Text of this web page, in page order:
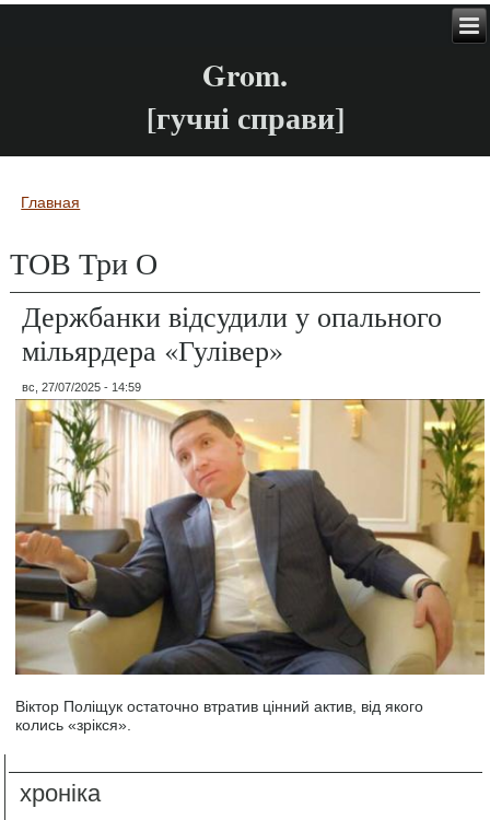
Grom.
[гучні справи]
Вы здесь
Главная
ТОВ Три О
Держбанки відсудили у опального
мільярдера «Гулівер»
вс, 27/07/2025 - 14:59
Віктор Поліщук остаточно втратив цінний актив, від якого
колись «зрікся».
хроніка